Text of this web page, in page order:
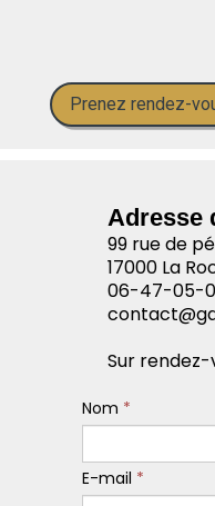
Prenez rendez-
Adresse
99 rue de
17000 La
06-47-05-
Sur rendez-
Nom *
E-mail *